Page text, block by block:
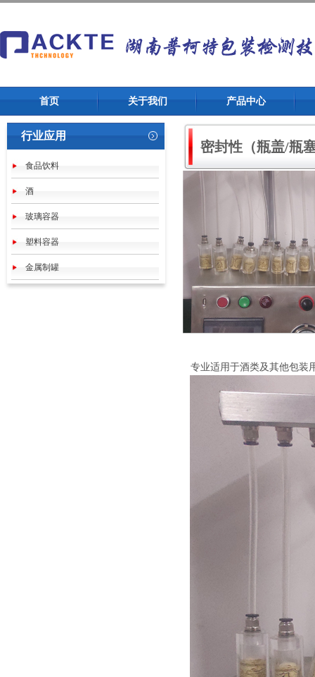
首页 关于我们 产品中心
行业应用
食品饮料
酒
玻璃容器
塑料容器
金属制罐
密封性（瓶盖/瓶
专业适用于酒类及其他包装